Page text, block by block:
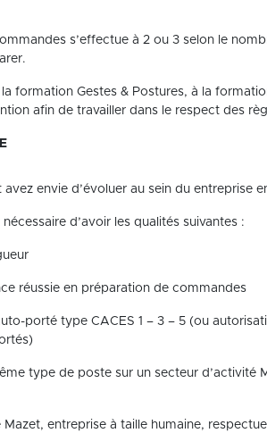
s’effectue à 2 ou 3 selon le
formation Gestes & Postures, à la
afin de travailler dans le respect des
envie d’évoluer au sein du entreprise
d’avoir les qualités suivantes :
réussie en préparation de commandes
porté type CACES 1 – 3 – 5 (ou
type de poste sur un secteur d’activité
Mazet, entreprise à taille humaine,